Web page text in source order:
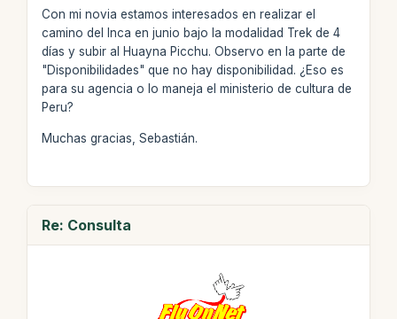
Con mi novia estamos interesados en realizar el
camino del Inca en junio bajo la modalidad Trek de 4
días y subir al Huayna Picchu. Observo en la parte de
"Disponibilidades" que no hay disponibilidad. ¿Eso es
para su agencia o lo maneja el ministerio de cultura de
Peru?
Muchas gracias, Sebastián.
Re: Consulta